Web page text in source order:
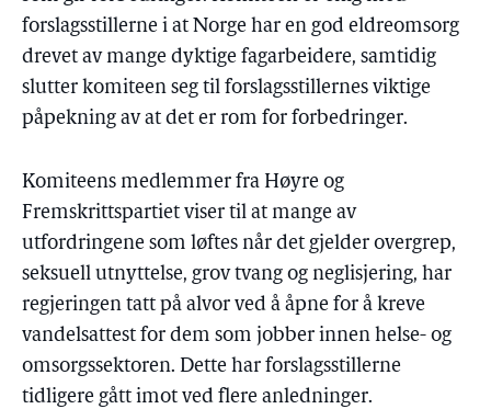
forslagsstillerne i at Norge har en god eldreomsorg
drevet av mange dyktige fagarbeidere, samtidig
slutter komiteen seg til forslagsstillernes viktige
påpekning av at det er rom for forbedringer.
Komiteens medlemmer fra Høyre og
Fremskrittspartiet viser til at mange av
utfordringene som løftes når det gjelder overgrep,
seksuell utnyttelse, grov tvang og neglisjering, har
regjeringen tatt på alvor ved å åpne for å kreve
vandelsattest for dem som jobber innen helse- og
omsorgssektoren. Dette har forslagsstillerne
tidligere gått imot ved flere anledninger.